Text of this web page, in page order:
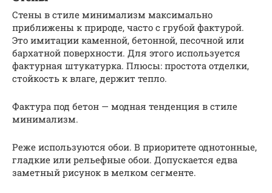
Стены в стиле минимализм максимально
приближены к природе, часто с грубой фактурой.
Это имитации каменной, бетонной, песочной или
бархатной поверхности. Для этого используется
фактурная штукатурка. Плюсы: простота отделки,
стойкость к влаге, держит тепло.
Фактура под бетон — модная тенденция в стиле
минимализм.
Реже используются обои. В приоритете однотонные,
гладкие или рельефные обои. Допускается едва
заметный рисунок в мелком сегменте.